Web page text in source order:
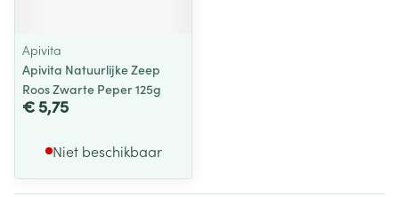
Apivita
Apivita Natuurlijke Zeep
Roos Zwarte Peper 125g
€ 5,75
Niet beschikbaar